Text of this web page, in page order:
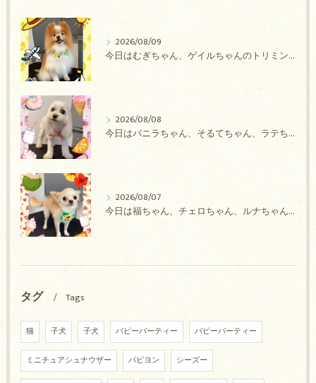
2026/08/09
今日はむぎちゃん、ゲイルちゃんのトリミングの紹介です【奈良のエース動物病院】
2026/08/08
今日はバニラちゃん、そるてちゃん、ラテちゃん、バニラちゃん、チョコちゃん、ベリーちゃん、メロンちゃん、もこちゃんのトリミングの紹介です【奈良のエース動物病院】
2026/08/07
今日は福ちゃん、チェロちゃん、ルナちゃん、Royちゃん、アネラちゃん、ポコちゃんのトリミングの紹介です【奈良のエース動物病院】
タグ Tags
猫 子犬 子犬 パピーパーティー パピーパーティー
ミニチュアシュナウザー パピヨン シーズー